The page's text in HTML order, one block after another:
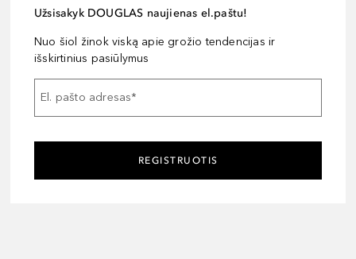
Užsisakyk DOUGLAS naujienas el.paštu!
Nuo šiol žinok viską apie grožio tendencijas ir
išskirtinius pasiūlymus
El. pašto adresas*
REGISTRUOTIS